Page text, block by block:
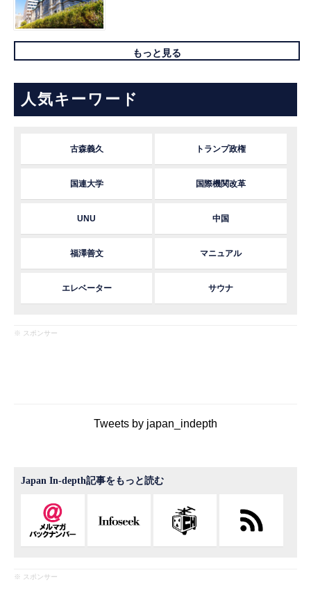
もっと見る
人気キーワード
古森義久 トランプ政権
国連大学 国際機関改革
UNU 中国
福澤善文 マニュアル
エレベーター サウナ
※ スポンサー
Tweets by japan_indepth
Japan In-depth記事をもっと読む
※ スポンサー